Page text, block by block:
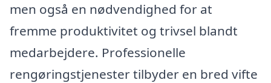
men også en nødvendighed for at
fremme produktivitet og trivsel blandt
medarbejdere. Professionelle
rengøringstjenester tilbyder en bred vifte